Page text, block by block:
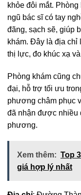
khỏe đôi mắt.
ngũ bác sĩ có tay
đãng, sạch sẽ, giúp
khám. Đây là địa chỉ
thị lực, đo khúc xạ
Phòng khám cũng
đại, hỗ trợ tối ưu
phương châm phục
đã nhận được nhiều
phương.
Xem thêm: Top
giá hợp lý nhất